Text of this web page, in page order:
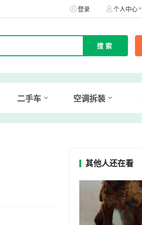
登录 个人中心
二手车 空调拆装
其他人还在看